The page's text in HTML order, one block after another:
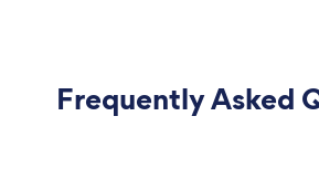
Frequently Asked